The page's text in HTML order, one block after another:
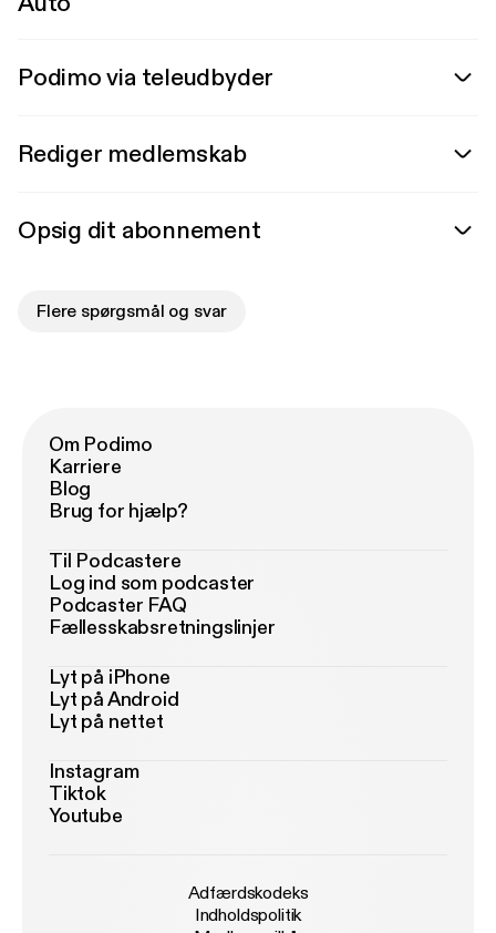
Podimo via teleudbyder
Rediger medlemskab
Opsig dit abonnement
Flere spørgsmål og svar
Om Podimo
Karriere
Blog
Brug for hjælp?
Til Podcastere
Log ind som podcaster
Podcaster FAQ
Fællesskabsretningslinjer
Lyt på iPhone
Lyt på Android
Lyt på nettet
Instagram
Tiktok
Youtube
Adfærdskodeks
Indholdspolitik